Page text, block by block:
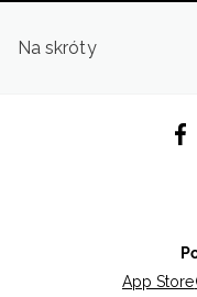
Na skróty
App Store